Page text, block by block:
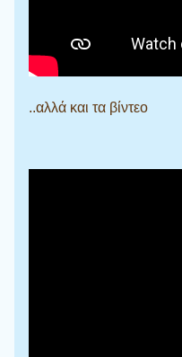
..αλλά και τα βίντεο